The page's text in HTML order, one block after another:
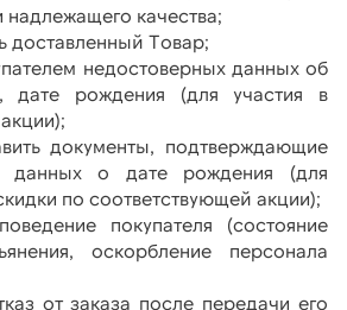
качества;
доставленный Товар;
недостоверных данных об
дате рождения (для участия в
документы, подтверждающие
данных о дате рождения (для
по соответствующей акции);
покупателя (состояние
оскорбление персонала
от заказа после передачи его